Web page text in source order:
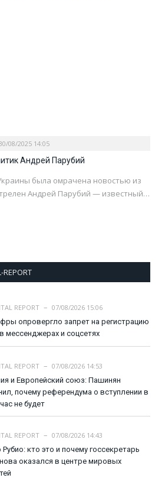
08/2025 14:05
Андрей Парубий
была омрачена новостью из
Андрей Парубий — известный…
REPORT
07/08/2026 15:06
опровергло запрет на регистрацию
мессенджерах и соцсетях
REPORT
07/08/2026 14:53
и Европейский союз: Пашинян
почему референдума о вступлении в
не будет
REPORT
07/08/2026 14:43
кто это и почему госсекретарь
оказался в центре мировых